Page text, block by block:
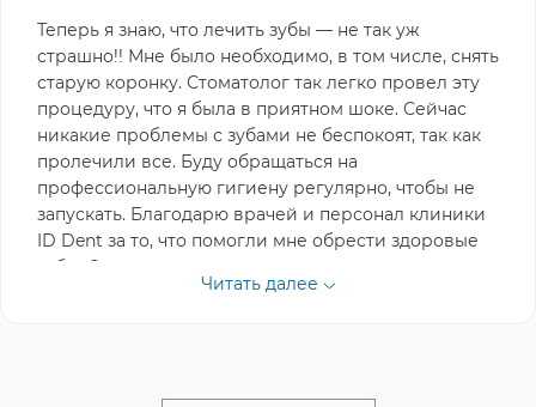
Теперь я знаю, что лечить зубы — не так уж
страшно!! Мне было необходимо, в том числе, снять
старую коронку. Стоматолог так легко провел эту
процедуру, что я была в приятном шоке. Сейчас
никакие проблемы с зубами не беспокоят, так как
пролечили все. Буду обращаться на
профессиональную гигиену регулярно, чтобы не
запускать. Благодарю врачей и персонал клиники
ID Dent за то, что помогли мне обрести здоровые
зубы. С удовольствием рекомендую вас друзьям и
Читать далее